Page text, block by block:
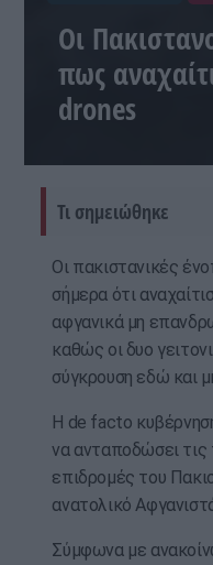
Οι
πως
drones
Τι σημειώθηκε
Οι πακιστανικές
σήμερα ότι
αφγανικά μη
καθώς οι δυο
σύγκρουση εδώ και
Η de facto
να ανταποδώσει
επιδρομές του
ανατολικό
Σύμφωνα με